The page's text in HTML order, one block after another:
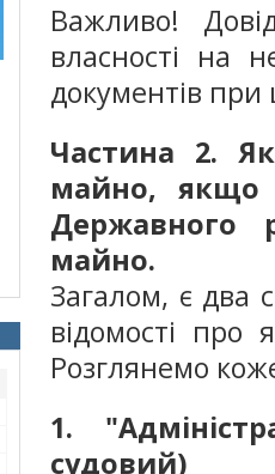
Важливо!
власності на
документів
Частина 2.
майно, якщо
Державного
майно.
Загалом, є два
відомості про
Розглянемо
1.
судовий)